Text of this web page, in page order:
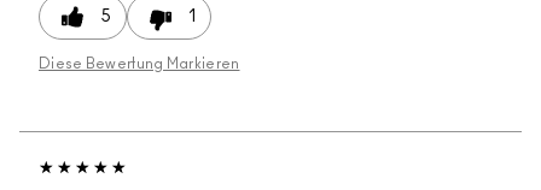
5 1
Diese Bewertung Markieren